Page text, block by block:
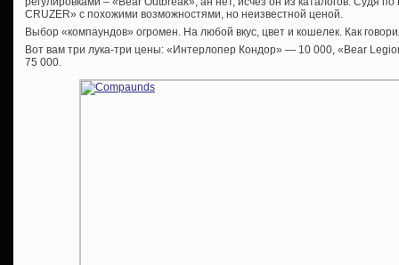
CRUZER» с похожими возможностями, но неизвестной ценой.
Выбор «компаундов» огромен. На любой вкус, цвет и кошелек. Как
Вот вам три лука-три цены: «Интерлопер Кондор» — 10 000, «Bear
75 000.